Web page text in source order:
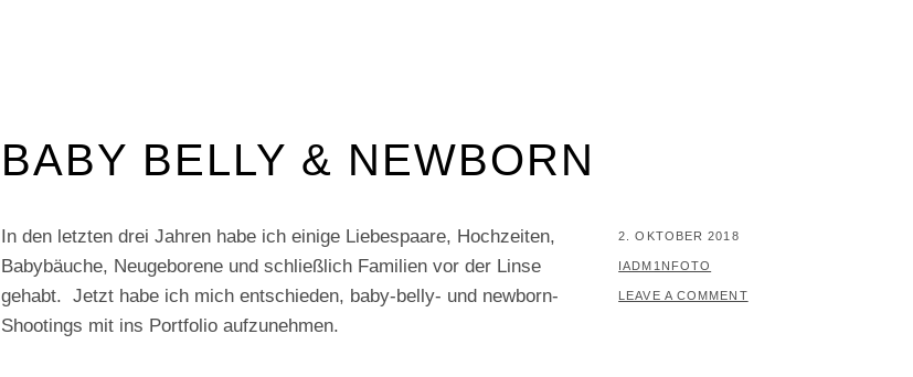
BABY BELLY & NEWBORN
In den letzten drei Jahren habe ich einige Liebespaare, Hochzeiten,
Babybäuche, Neugeborene und schließlich Familien vor der Linse
gehabt. Jetzt habe ich mich entschieden, baby-belly- und newborn-
Shootings mit ins Portfolio aufzunehmen.
POSTED
ON
2. OKTOBER 2018
BY
IADM1NFOTO
LEAVE A COMMENT